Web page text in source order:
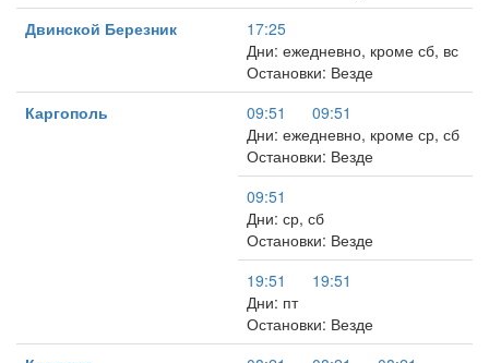
Двинской Березник
17:25
Дни: ежедневно, кроме сб, вс
Остановки: Везде
Каргополь
09:51
09:51
Дни: ежедневно, кроме ср, сб
Остановки: Везде
09:51
Дни: ср, сб
Остановки: Везде
19:51
19:51
Дни: пт
Остановки: Везде